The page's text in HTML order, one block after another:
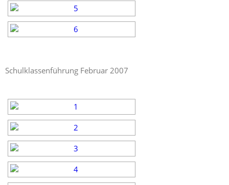
Schulklassenführung Februar 2007